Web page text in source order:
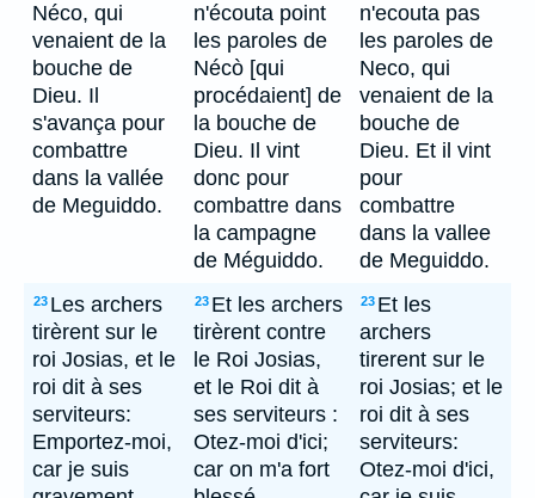
Néco, qui
venaient de la
bouche de
Dieu. Il
s'avança pour
combattre
dans la vallée
de Meguiddo.
n'écouta point
les paroles de
Nécò [qui
procédaient] de
la bouche de
Dieu. Il vint
donc pour
combattre dans
la campagne
de Méguiddo.
n'ecouta pas
les paroles de
Neco, qui
venaient de la
bouche de
Dieu. Et il vint
pour
combattre
dans la vallee
de Meguiddo.
23 Les archers
tirèrent sur le
roi Josias, et le
roi dit à ses
serviteurs:
Emportez-moi,
car je suis
23 Et les archers
tirèrent contre
le Roi Josias,
et le Roi dit à
ses serviteurs :
Otez-moi d'ici;
car on m'a fort
23 Et les
archers
tirerent sur le
roi Josias; et le
roi dit à ses
serviteurs:
Otez-moi d'ici,